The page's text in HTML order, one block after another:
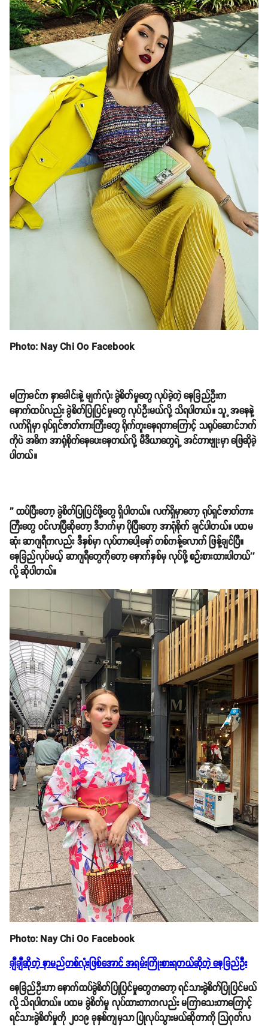
Photo: Nay Chi Oo Facebook
မကြာခင်က နှာခေါင်းနဲ့ မျက်လုံး ခွဲစိတ်မှုတွေ လုပ်ခဲ့တဲ့ နေခြည်ဦးက
နောက်ထပ်လည်း ခွဲစိတ်ပြုပြင်မှုတွေ လုပ်ဦးမယ်လို့ သိရပါတယ်။ သူ့ အနေနဲ့
လက်ရှိမှာ ရုပ်ရှင်ဇာတ်ကားကြီးတွေ ရိုက်ကူးနေရတာကြောင့် သရုပ်ဆောင်ဘက်
ကိုပဲ အဓိက အာရုံစိုက်နေပေးနေတယ်လို့ မီဒီယာတွေရဲ့ အင်တာဗျုးမှာ ဖြေဆိုခဲ့
ပါတယ်။
'' ထပ်ပြီးတော့ ခွဲစိတ်ပြုပြင်ဖို့တွေ ရှိပါတယ်။ လက်ရှိမှာတော့ ရုပ်ရှင်ဇာတ်ကား
ကြီးတွေ ဝင်လာပြီဆိုတော့ ဒီဘက်မှာ ပိုပြီးတော့ အာရုံစိုက် ချင်ပါတယ်။ ပထမ
ဆုံး ဆာဂျရီကလည်း ဒီနှစ်မှာ လုပ်တာပေါ့နော် တစ်ကန့်လောက် ဖြန့်ချင်ပြီ။
နေခြည်လုပ်မယ့် ဆာဂျရီတွေကိုတော့ နောက်နှစ်မှ လုပ်ဖို့ စဉ်းစားထားပါတယ်''
လို့ ဆိုပါတယ်။
Photo: Nay Chi Oo Facebook
ချီချီဆိုတဲ့ နာမည်တစ်လုံးဖြစ်အောင် အရမ်းကြိုးစားရတယ်ဆိုတဲ့ နေခြည်ဦး
နေခြည်ဦးဟာ နောက်ထပ်ခွဲစိတ်ပြုပြင်မှုတွေကတော့ ရင်သားခွဲစိတ်ပြုပြင်မယ်
လို့ သိရပါတယ်။ ပထမ ခွဲစိတ်မှု လုပ်ထားတာကလည်း မကြာသေးတာကြောင့်
ရင်သားခွဲစိတ်မှုကို ၂၀၁၉ ခုနှစ်ကျမှသာ ပြုလုပ်သွားမယ်ဆိုတာကို သြဂုတ်လ